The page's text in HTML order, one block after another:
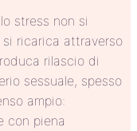
stress non si
ricarica attraverso
rilascio di
sessuale, spesso
ampio:
con piena